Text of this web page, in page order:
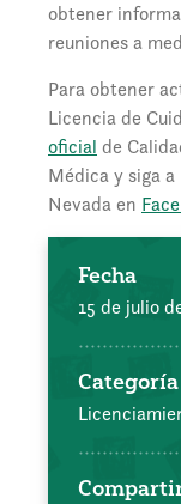
obtener
reuniones a
Para obtener
Licencia de
oficial de
Médica y siga
Nevada en
Fecha
15 de julio
Categoría